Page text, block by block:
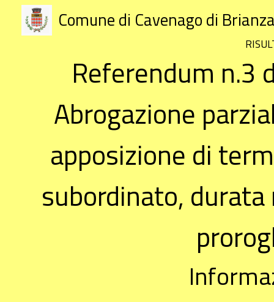
Comune di Cavenago di
Referendum n.3
Abrogazione
apposizione di
subordinato,